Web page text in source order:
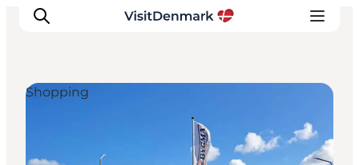
Bestemmingen
Shopping